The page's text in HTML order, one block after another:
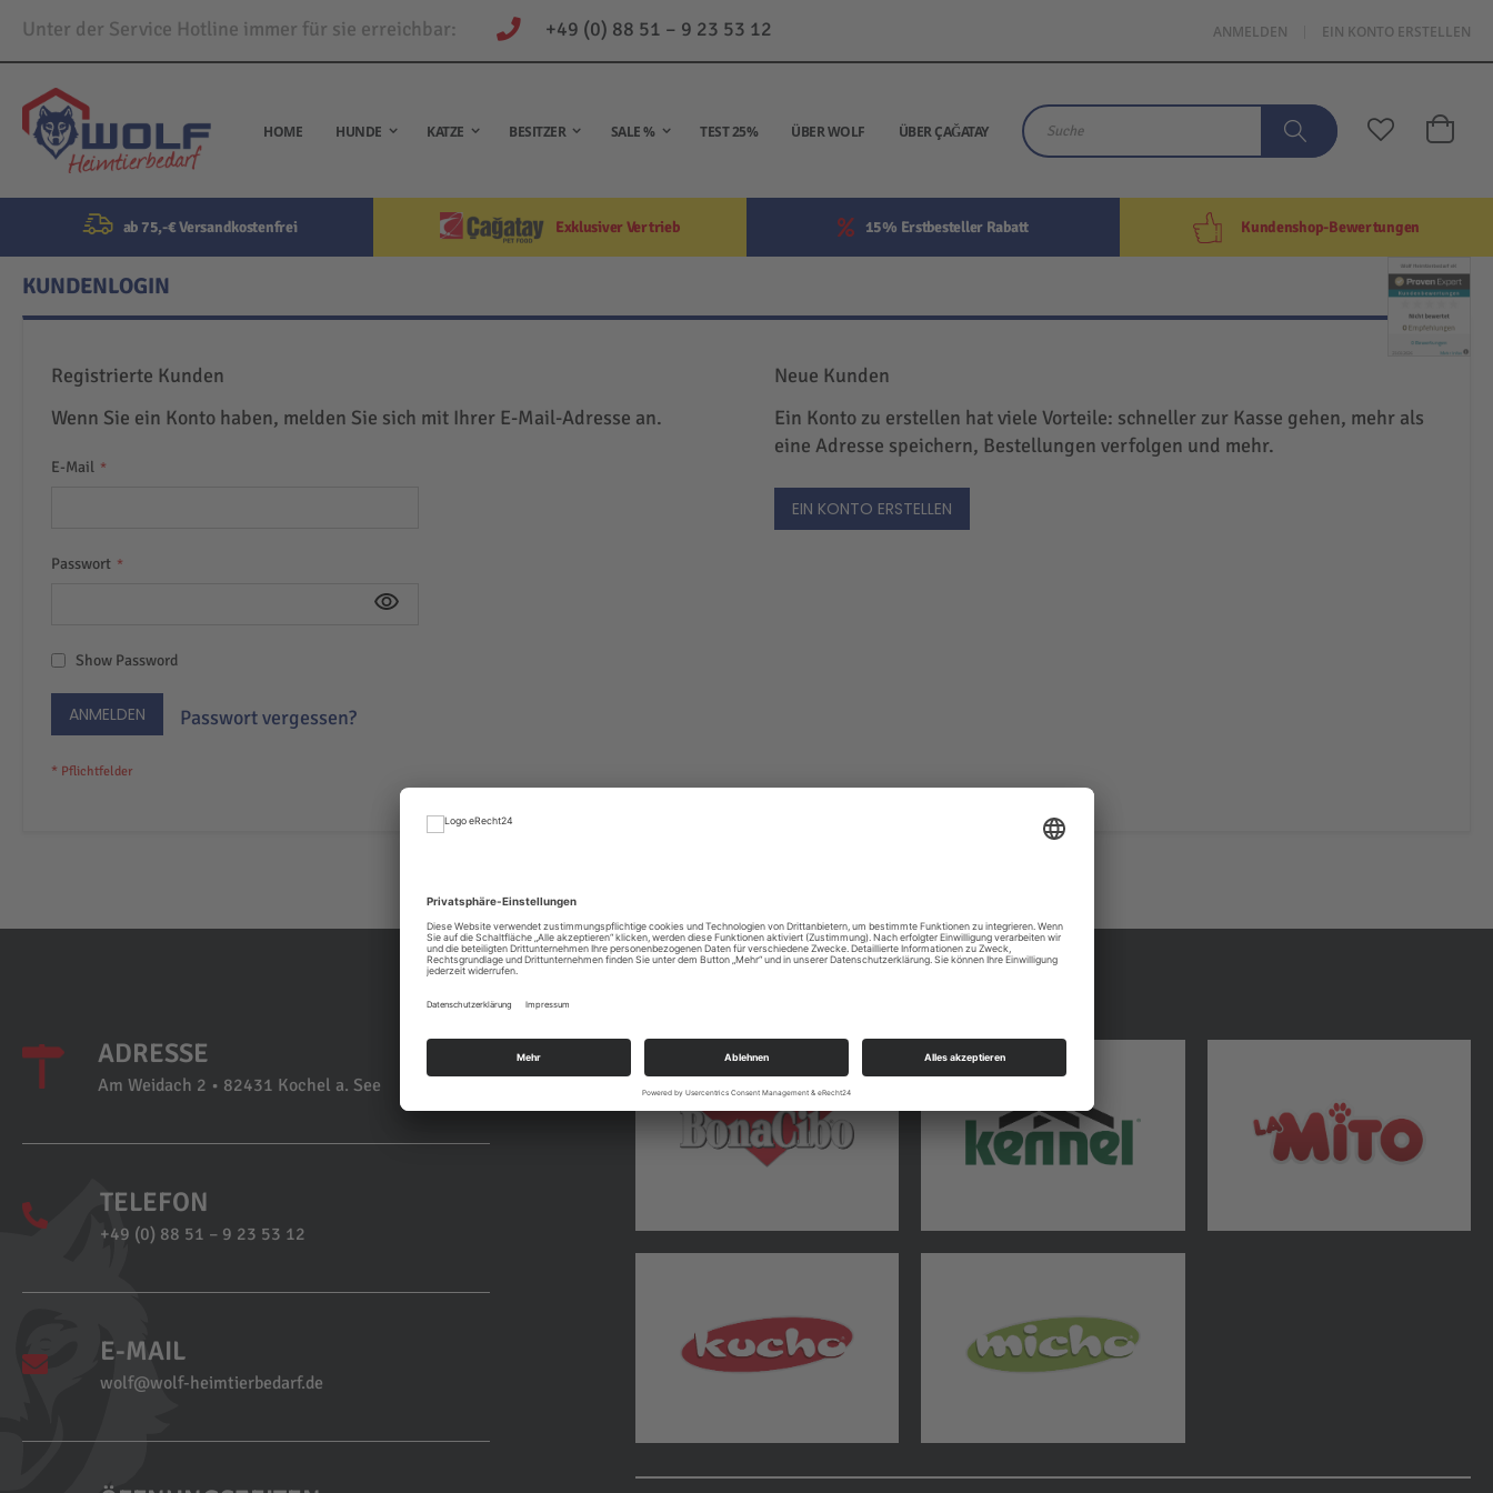
Unter der Service Hotline immer für sie erreichbar: +49 (0) 88 51 – 9 23 53 12
Direkt
zum
Inhalt
ANMELDEN EIN KONTO ERSTELLEN
HOME HUNDE KATZE BESITZER SALE % TEST 25% ÜBER WOLF ÜBER ÇAĞATAY
Suche Mein
ab 75,-€ Versandkostenfrei Exklusiver Vertrieb 15% Erstbesteller Rabatt Kundenshop-Bewertungen
KUNDENLOGIN
Registrierte Kunden
Wenn Sie ein Konto haben, melden Sie sich mit Ihrer E-Mail-Adresse an.
E-Mail
Passwort
Show Password
ANMELDEN Passwort vergessen?
Neue Kunden
Ein Konto zu erstellen hat viele Vorteile: schneller zur Kasse gehen, mehr als
eine Adresse speichern, Bestellungen verfolgen und mehr.
EIN KONTO ERSTELLEN
ADRESSE
Am Weidach 2 • 82431 Kochel a. See
TELEFON
+49 (0) 88 51 – 9 23 53 12
E-MAIL
wolf@wolf-heimtierbedarf.de